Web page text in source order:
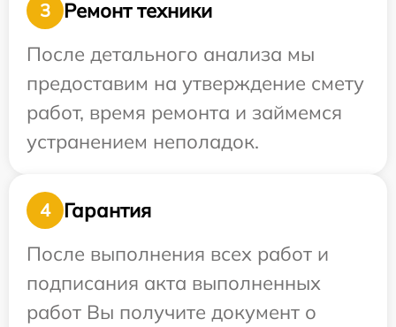
3
Ремонт техники
После детального анализа мы
предоставим на утверждение смету
работ, время ремонта и займемся
устранением неполадок.
4
Гарантия
После выполнения всех работ и
подписания акта выполненных
работ Вы получите документ о